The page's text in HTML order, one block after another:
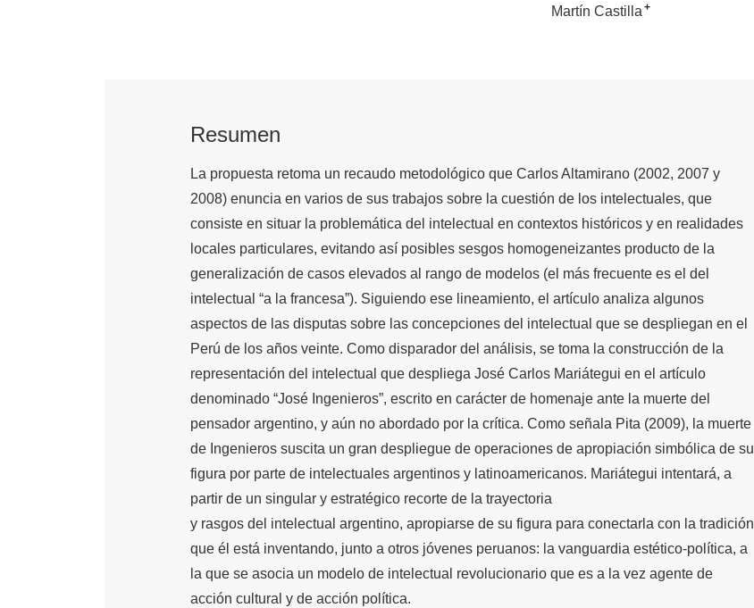
Martín Castilla +
Resumen
La propuesta retoma un recaudo metodológico que Carlos Altamirano (2002, 2007 y
2008) enuncia en varios de sus trabajos sobre la cuestión de los intelectuales, que
consiste en situar la problemática del intelectual en contextos históricos y en realidades
locales particulares, evitando así posibles sesgos homogeneizantes producto de la
generalización de casos elevados al rango de modelos (el más frecuente es el del
intelectual “a la francesa”). Siguiendo ese lineamiento, el artículo analiza algunos
aspectos de las disputas sobre las concepciones del intelectual que se despliegan en el
Perú de los años veinte. Como disparador del análisis, se toma la construcción de la
representación del intelectual que despliega José Carlos Mariátegui en el artículo
denominado “José Ingenieros”, escrito en carácter de homenaje ante la muerte del
pensador argentino, y aún no abordado por la crítica. Como señala Pita (2009), la muerte
de Ingenieros suscita un gran despliegue de operaciones de apropiación simbólica de su
figura por parte de intelectuales argentinos y latinoamericanos. Mariátegui intentará, a
partir de un singular y estratégico recorte de la trayectoria
y rasgos del intelectual argentino, apropiarse de su figura para conectarla con la tradición
que él está inventando, junto a otros jóvenes peruanos: la vanguardia estético-política, a
la que se asocia un modelo de intelectual revolucionario que es a la vez agente de
acción cultural y de acción política.